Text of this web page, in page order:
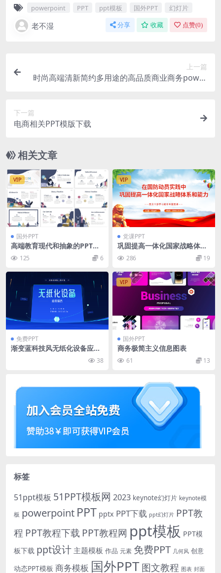
powerpoint PPT ppt模板 国外PPT 幻灯片
老不湿 分享 收藏 点赞(0)
上一篇
时尚高端清新简约多用途的高品质商业商务power
下一篇
电商相关PPT模版下载
相关文章
VIP
国外PPT
高端教育现代和抽象的PPT模
板 125 6
VIP
党课PPT
巩固提高一体化国家战略体系
和能力形势战备教育党课PPT
课件286 19
免费PPT
渐变蓝科技风无纸化设备应用
38
VIP
国外PPT
商务极简主义信息图表
61 13
标签
51ppt模板 51PPT模板网 2023 keynote幻灯片 keynote模
板 powerpoint PPT pptx PPT下载 ppt幻灯片 PPT教
程 PPT教程下载 PPT教程网 ppt模板 PPT模
板下载 ppt设计 主题模板 作品 元素 免费PPT 几何风 创意
动态PPT模板 商务模板 国外PPT图文教程 图表 封面